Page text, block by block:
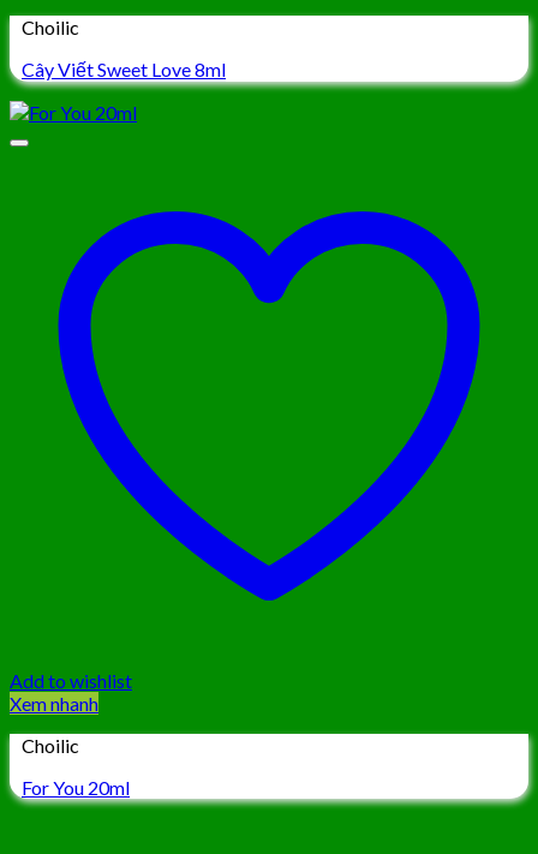
Choilic
Cây Viết Sweet Love 8ml
Add to wishlist
Xem nhanh
Choilic
For You 20ml